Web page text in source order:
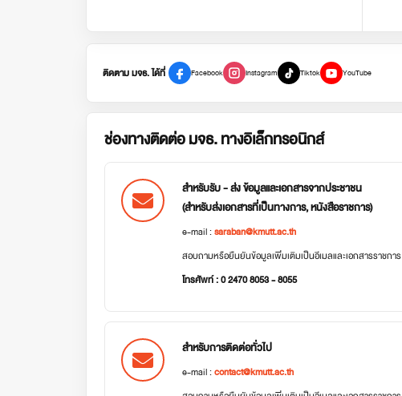
ติดตาม มจธ. ได้ที่ Facebook Instagram Tiktok YouTube
ช่องทางติดต่อ มจธ. ทางอิเล็กทรอนิกส์
สำหรับรับ - ส่ง ข้อมูลและเอกสารจากประชาชน
(สำหรับส่งเอกสารที่เป็นทางการ, หนังสือราชการ)
e-mail :saraban@kmutt.ac.th
สอบถามหรือยืนยันข้อมูลเพิ่มเติมเป็นอีเมลและเอกสารราชการ
โทรศัพท์ : 0 2470 8053 - 8055
สำหรับการติดต่อทั่วไป
e-mail :contact@kmutt.ac.th